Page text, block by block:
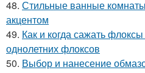
48. Стильные ванные
акцентом
49. Как и когда сажать
однолетних флоксов
50. Выбор и нанесение